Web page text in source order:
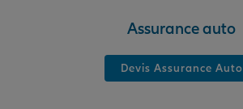
Assurance auto
Devis Assurance Auto